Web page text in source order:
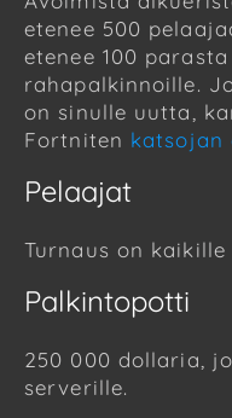
etenee 500
etenee 100
rahapalkinnoille.
on sinulle uutta,
Fortniten katsojan
Pelaajat
Turnaus on kaikille
Palkintopotti
250 000 dollaria,
serverille.